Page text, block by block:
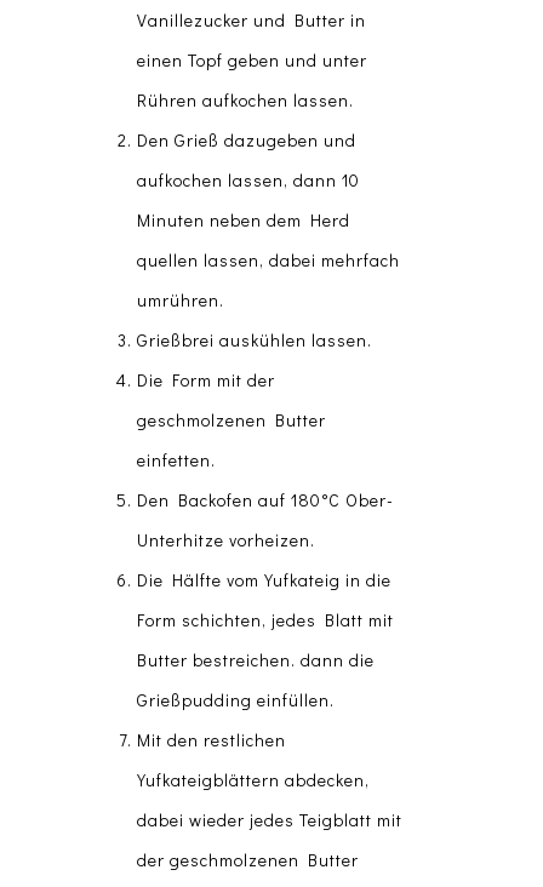
Vanillezucker und Butter in
einen Topf geben und unter
Rühren aufkochen lassen.
Den Grieß dazugeben und
aufkochen lassen, dann 10
Minuten neben dem Herd
quellen lassen, dabei mehrfach
umrühren.
Grießbrei auskühlen lassen.
Die Form mit der
geschmolzenen Butter
einfetten.
Den Backofen auf 180°C Ober-
Unterhitze vorheizen.
Die Hälfte vom Yufkateig in die
Form schichten, jedes Blatt mit
Butter bestreichen. dann die
Grießpudding einfüllen.
Mit den restlichen
Yufkateigblättern abdecken,
dabei wieder jedes Teigblatt mit
der geschmolzenen Butter